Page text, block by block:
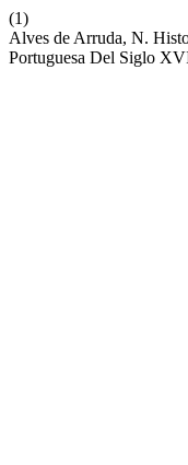
(1)
Alves de Arruda, N.
Portuguesa Del Siglo